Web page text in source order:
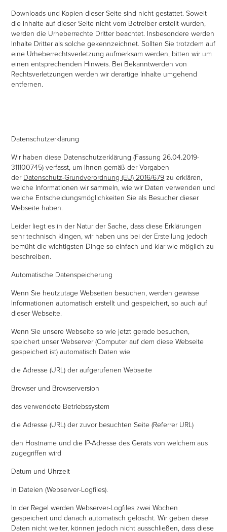
Downloads und Kopien dieser Seite sind nicht gestattet. Soweit
die Inhalte auf dieser Seite nicht vom Betreiber erstellt wurden,
werden die Urheberrechte Dritter beachtet. Insbesondere werden
Inhalte Dritter als solche gekennzeichnet. Sollten Sie trotzdem auf
eine Urheberrechtsverletzung aufmerksam werden, bitten wir um
einen entsprechenden Hinweis. Bei Bekanntwerden von
Rechtsverletzungen werden wir derartige Inhalte umgehend
entfernen.
Datenschutzerklärung
Wir haben diese Datenschutzerklärung (Fassung 26.04.2019-
311100745) verfasst, um Ihnen gemäß der Vorgaben
der Datenschutz-Grundverordnung (EU) 2016/679 zu erklären,
welche Informationen wir sammeln, wie wir Daten verwenden und
welche Entscheidungsmöglichkeiten Sie als Besucher dieser
Webseite haben.
Leider liegt es in der Natur der Sache, dass diese Erklärungen
sehr technisch klingen, wir haben uns bei der Erstellung jedoch
bemüht die wichtigsten Dinge so einfach und klar wie möglich zu
beschreiben.
Automatische Datenspeicherung
Wenn Sie heutzutage Webseiten besuchen, werden gewisse
Informationen automatisch erstellt und gespeichert, so auch auf
dieser Webseite.
Wenn Sie unsere Webseite so wie jetzt gerade besuchen,
speichert unser Webserver (Computer auf dem diese Webseite
gespeichert ist) automatisch Daten wie
die Adresse (URL) der aufgerufenen Webseite
Browser und Browserversion
das verwendete Betriebssystem
die Adresse (URL) der zuvor besuchten Seite (Referrer URL)
den Hostname und die IP-Adresse des Geräts von welchem aus
zugegriffen wird
Datum und Uhrzeit
in Dateien (Webserver-Logfiles).
In der Regel werden Webserver-Logfiles zwei Wochen
gespeichert und danach automatisch gelöscht. Wir geben diese
Daten nicht weiter, können jedoch nicht ausschließen, dass diese